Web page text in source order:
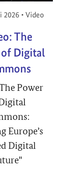
am:
2026 • Video
The
Digital
Power
Europe’s
Digital